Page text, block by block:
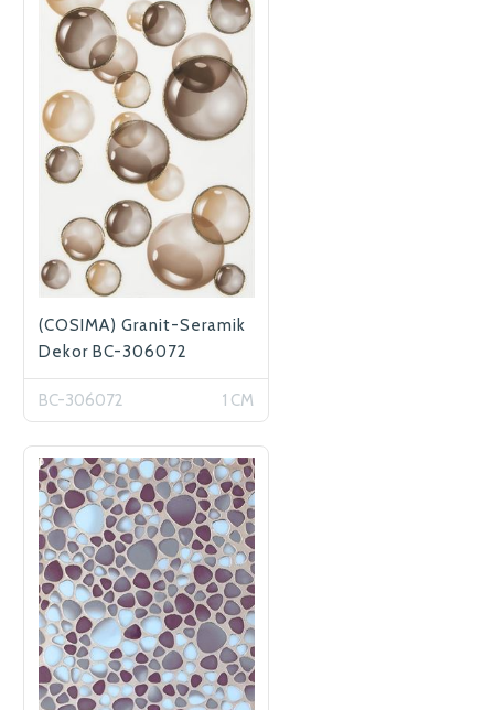
(COSIMA) Granit-Seramik
Dekor BC-306072
BC-306072 1 CM